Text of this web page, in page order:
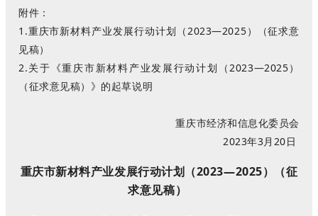
附件：
1.重庆市新材料产业发展行动计划（2023—2025）（征求意
见稿）
2.关于《重庆市新材料产业发展行动计划（2023—2025）
（征求意见稿）》的起草说明
重庆市经济和信息化委员会
2023年3月20日
重庆市新材料产业发展行动计划（2023—2025）（征
求意见稿）